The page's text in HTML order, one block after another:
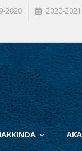
2020 2020-2021